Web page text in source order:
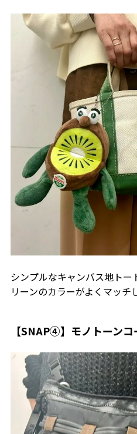
シンプルなキャンバス地ト
リーンのカラーがよくマッ
【SNAP④】モノトーン